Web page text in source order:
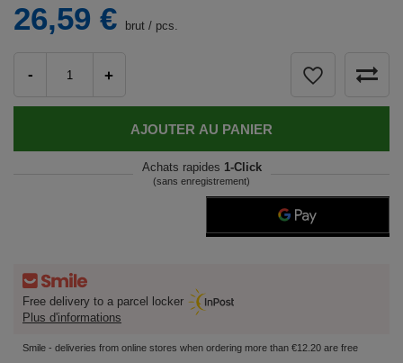
26,59 € brut / pcs.
- +
AJOUTER AU PANIER
Achats rapides 1-Click
(sans enregistrement)
Free delivery to a parcel locker
Plus d'informations
Smile - deliveries from online stores when ordering more than €12.20 are free